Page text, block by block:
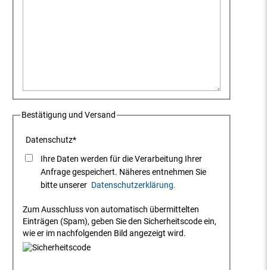
Bestätigung und Versand
Datenschutz*
Ihre Daten werden für die Verarbeitung Ihrer
Anfrage gespeichert. Näheres entnehmen Sie
bitte unserer Datenschutzerklärung.
Zum Ausschluss von automatisch übermittelten
Einträgen (Spam), geben Sie den Sicherheitscode ein,
wie er im nachfolgenden Bild angezeigt wird.